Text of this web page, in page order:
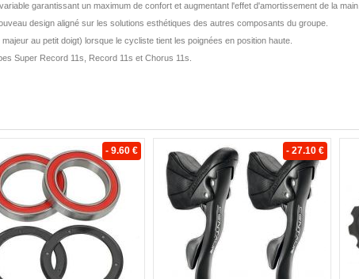
garantissant un maximum de confort et augmentant l'effet d'amortissement de la main.
design aligné sur les solutions esthétiques des autres composants du groupe.
au petit doigt) lorsque le cycliste tient les poignées en position haute.
Super Record 11s, Record 11s et Chorus 11s.
- 9.60 € - 27.10 €